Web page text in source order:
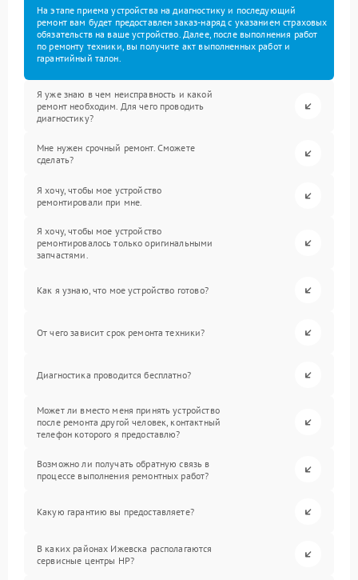
На этапе приема устройства на диагностику и последующий
ремонт вам будет предоставлен заказ-наряд с указанием страховых
обязательств на ваше устройство. Далее, после выполнения работ
по ремонту техники, вы получите акт выполненных работ и
гарантийный талон.
Я уже знаю в чем неисправность и какой
ремонт необходим. Для чего проводить
диагностику?
Мне нужен срочный ремонт. Сможете
сделать?
Я хочу, чтобы мое устройство
ремонтировали при мне.
Я хочу, чтобы мое устройство
ремонтировалось только оригинальными
запчастями.
Как я узнаю, что мое устройство готово?
От чего зависит срок ремонта техники?
Диагностика проводится бесплатно?
Может ли вместо меня принять устройство
после ремонта другой человек, контактный
телефон которого я предоставлю?
Возможно ли получать обратную связь в
процессе выполнения ремонтных работ?
Какую гарантию вы предоставляете?
В каких районах Ижевска располагаются
сервисные центры HP?